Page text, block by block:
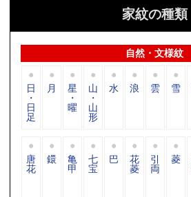
家紋の種類
自然・文様紋
日
・
日
足
月 星
・
曜
山
・
山
形
水 浪 雲 雪
唐
花
鐶 亀
甲
七
宝
巴 花
菱
引
両
菱